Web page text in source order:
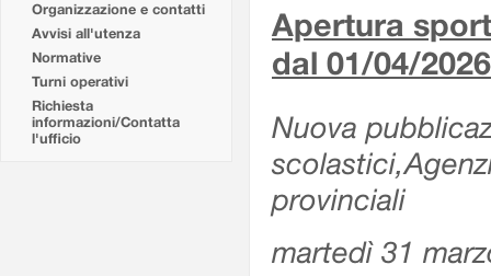
Organizzazione e contatti
Avvisi all'utenza
Normative
Turni operativi
Richiesta
informazioni/Contatta
l'ufficio
Apertura
dal 01/04/2026
Nuova
provinciali
martedì 31